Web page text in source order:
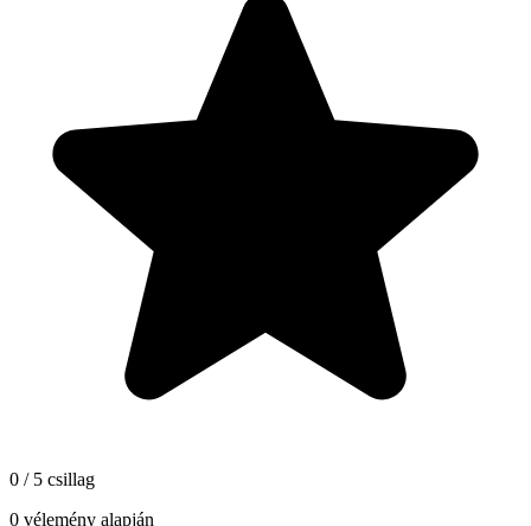
0 / 5 csillag
0 vélemény alapján